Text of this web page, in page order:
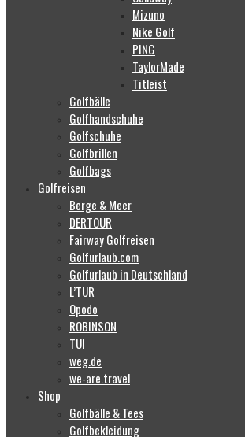
Mizuno
Nike Golf
PING
TaylorMade
Titleist
Golfbälle
Golfhandschuhe
Golfschuhe
Golfbrillen
Golfbags
Golfreisen
Berge & Meer
DERTOUR
Fairway Golfreisen
Golfurlaub.com
Golfurlaub in Deutschland
L’TUR
Opodo
ROBINSON
TUI
weg.de
we-are.travel
Shop
Golfbälle & Tees
Golfbekleidung